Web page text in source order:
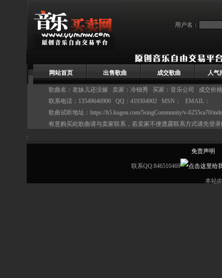
用户名：
网站首页 出售歌曲 成交歌曲 人气
歌曲名：老妹儿还没嫁 卖家： 冷锦秀 买家：音乐公司 成交价
联系电话：13549646900 QQ：419304902 MSN： EMAIL：
歌曲试听地址： https://h5.kugou.com/5singCommunity/v-6255ca70/
有意购买此歌曲请与卖家联系，若卖家不便透露联系方式请先登
:
免责声明
联系QQ:846510469
本站